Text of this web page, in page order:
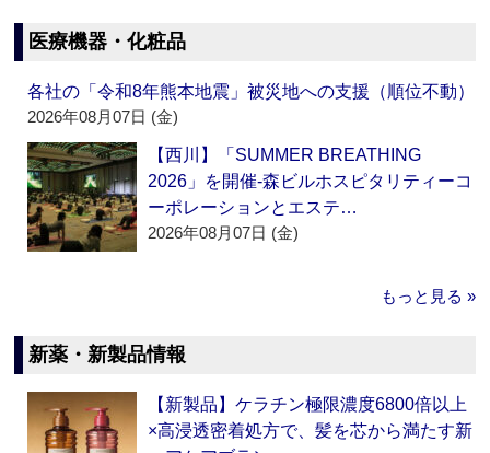
医療機器・化粧品
各社の「令和8年熊本地震」被災地への支援（順位不動）
2026年08月07日 (金)
【西川】「SUMMER BREATHING
2026」を開催‐森ビルホスピタリティーコ
ーポレーションとエステ…
2026年08月07日 (金)
もっと見る »
新薬・新製品情報
【新製品】ケラチン極限濃度6800倍以上
×高浸透密着処方で、髪を芯から満たす新